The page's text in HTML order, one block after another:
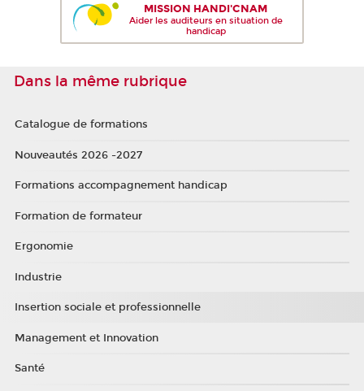
MISSION HANDI'CNAM
Aider les auditeurs en situation de
handicap
Dans la même rubrique
Catalogue de formations
Nouveautés 2026 -2027
Formations accompagnement handicap
Formation de formateur
Ergonomie
Industrie
Insertion sociale et professionnelle
Management et Innovation
Santé